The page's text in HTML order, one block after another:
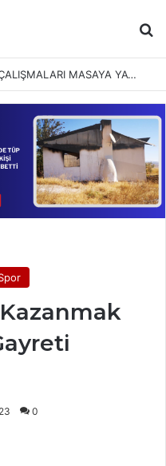
SİVAS’TA KÜLTÜR VE TURİZM ÇALIŞMALARI MASAYA YATIRILDI: YENİ PROJELER YOLDA
Kazanmak
0